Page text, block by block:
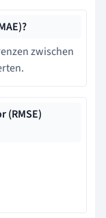
zwischen
(RMSE)